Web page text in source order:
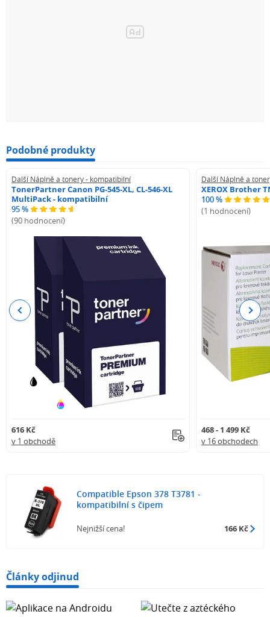
Podobné produkty
Další Náplně a tonery - kompatibilní
TonerPartner Canon PG-545-XL, CL-546-XL
MultiPack - kompatibilní
95 %
(90 hodnocení)
616 Kč
v 1 obchodě
Další Náplně a
XEROX Brother
100 %
(1 hodnocení)
468 - 1 499 Kč
v 16 obchodech
Previous Next
Compatible Epson 378 T3781 -
kompatibilní s čipem
Nejnižší cena! 166 Kč
Články odjinud